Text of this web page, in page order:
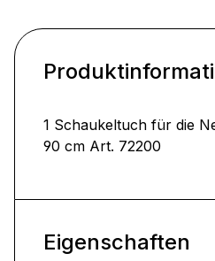
1 Schaukeltuch für die
90 cm Art. 72200
Eigenschaften